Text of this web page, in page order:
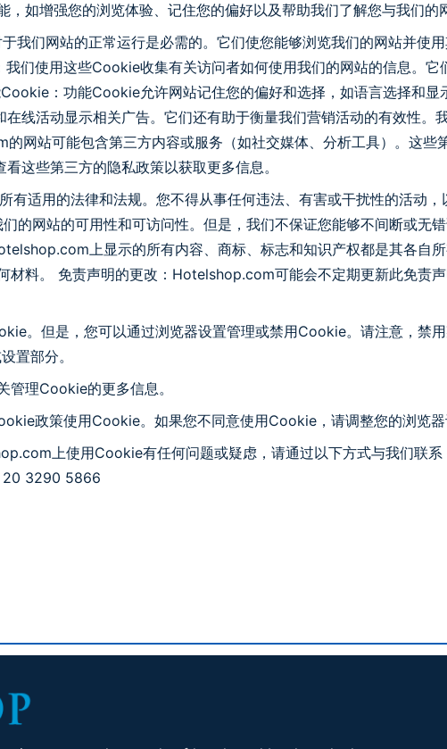
如增强您的浏览体验、记住您的偏好以及帮助我们了解您与我们的
们网站的正常运行是必需的。它们使您能够浏览我们的网站并使
们使用这些Cookie收集有关访问者如何使用我们的网站的信息。
：功能Cookie允许网站记住您的偏好和选择，如语言选择和
线活动显示相关广告。它们还有助于衡量我们营销活动的有效性
网站可能包含第三方内容或服务（如社交媒体、分析工具）。这些
这些第三方的隐私政策以获取更多信息。
适用的法律和法规。您不得从事任何违法、有害或干扰性的活动
的网站的可用性和可访问性。但是，我们不保证您能够不间断或无
上显示的所有内容、商标、标志和知识产权都是其各自
材料。 免责声明的更改：Hotelshop.com可能会不定期更新此免责
。但是，您可以通过浏览器设置管理或禁用Cookie。请注意，禁
置部分。
理Cookie的更多信息。
政策使用Cookie。如果您不同意使用Cookie，请调整您的浏览
上使用Cookie有任何问题或疑虑，请通过以下方式与我们联系
20 3290 5866